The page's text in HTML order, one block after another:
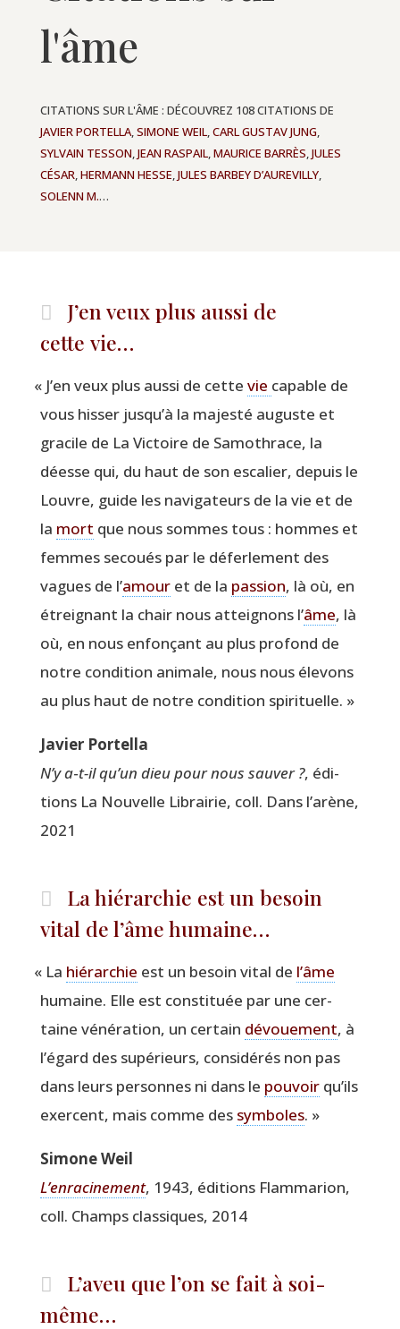
l'âme
CITATIONS SUR L'ÂME : DÉCOUVREZ 108 CITATIONS DE
JAVIER PORTELLA,SIMONE WEIL,CARL GUSTAV JUNG,
SYLVAIN TESSON,JEAN RASPAIL,MAURICE BARRÈS,JULES
CÉSAR,HERMANN HESSE,JULES BARBEY D’AUREVILLY,
SOLENN M.…
J’en veux plus aussi de
cette vie…
« J’en veux plus aus­si de cette vie capable de
vous his­ser jusqu’à la majes­té auguste et
gra­cile de La Vic­toire de Samo­thrace, la
déesse qui, du haut de son esca­lier, depuis le
Louvre, guide les navi­ga­teurs de la vie et de
la mort que nous sommes tous : hommes et
femmes secoués par le défer­le­ment des
vagues de l’amouret de la pas­sion, là où, en
étrei­gnant la chair nous attei­gnons l’âme, là
où, en nous enfon­çant au plus pro­fond de
notre condi­tion ani­male, nous nous éle­vons
au plus haut de notre condi­tion spirituelle. »
Javier Por­tel­la
N’y a‑t-il qu’un dieu pour nous sau­ver ?, édi­
tions La Nou­velle Librai­rie, coll. Dans l’arène,
2021
La hiérarchie est un besoin
vital de l’âme humaine…
« La hié­rar­chie est un besoin vital de l’âme
humaine. Elle est consti­tuée par une cer­
taine véné­ra­tion, un cer­tain dévoue­ment, à
l’égard des supé­rieurs, consi­dé­rés non pas
dans leurs per­sonnes ni dans le pou­voirqu’ils
exercent, mais comme des sym­boles. »
Simone Weil
L’enracinement, 1943, édi­tions Flam­ma­rion,
coll. Champs clas­siques, 2014
L’aveu que l’on se fait à soi-
même…